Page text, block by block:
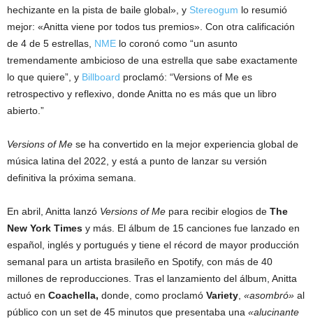
hechizante en la pista de baile global», y Stereogum lo resumió
mejor: «Anitta viene por todos tus premios». Con otra calificación
de 4 de 5 estrellas, NME lo coronó como “un asunto
tremendamente ambicioso de una estrella que sabe exactamente
lo que quiere”, y Billboard proclamó: “Versions of Me es
retrospectivo y reflexivo, donde Anitta no es más que un libro
abierto.”
Versions of Me se ha convertido en la mejor experiencia global de
música latina del 2022, y está a punto de lanzar su versión
definitiva la próxima semana.
En abril, Anitta lanzó Versions of Me para recibir elogios de The
New York Times y más. El álbum de 15 canciones fue lanzado en
español, inglés y portugués y tiene el récord de mayor producción
semanal para un artista brasileño en Spotify, con más de 40
millones de reproducciones. Tras el lanzamiento del álbum, Anitta
actuó en Coachella, donde, como proclamó Variety «asombró» al
público con un set de 45 minutos que presentaba una «alucinante